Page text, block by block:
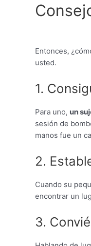
Entonces,
usted.
1.
Para uno, un
sesión de
manos fue un
2.
Cuando su
encontrar un
3.